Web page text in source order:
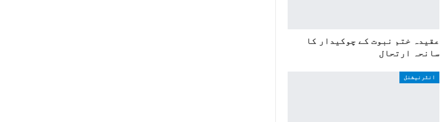
عقیدہ ختم نبوت کے چوکیدار کا
سانحہ ارتحال
انٹرنیشنل